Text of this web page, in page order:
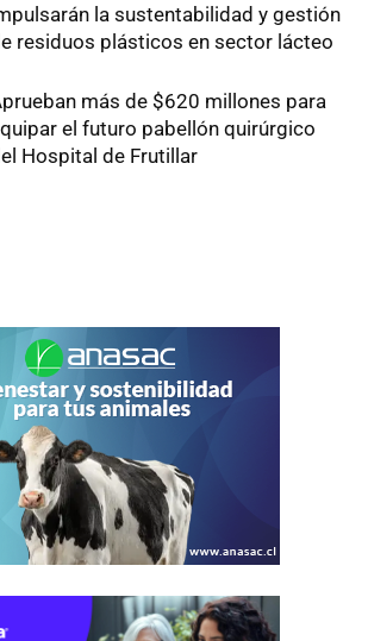
la sustentabilidad y gestión
residuos plásticos en sector lácteo
más de $620 millones para
el futuro pabellón quirúrgico
Hospital de Frutillar